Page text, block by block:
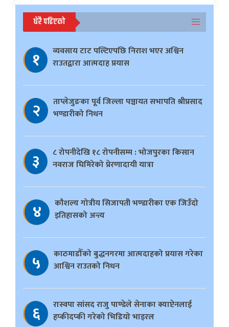
धेरै पढिएको
१
व्यवसाय टाट पल्टिएपछि निराश भएर अश्विन
राउतद्वारा आत्मदाह प्रयास
२
ताप्लेजुङका पूर्व जिल्ला पञ्चायत सभापति श्रीप्रसाद
भण्डारीको निधन
३
८ रोपनीदेखि १८ रोपनीसम्म : भोजपुरका किसान
नवराज घिमिरेको प्रेरणादायी यात्रा
४
काैशल्य गोत्रीय सिजापती भण्डारीका एक जिउँदो
इतिहासको अन्त्य
५
काठमाडौँको बुद्धनगरमा आत्मदाहको प्रयास गरेका
आश्विन राउतको निधन
६
रास्वपा सांसद राजु पाण्डेले सेनाका क्याप्टेनलाई
हप्कीदप्की गरेको भिडियो भाइरल